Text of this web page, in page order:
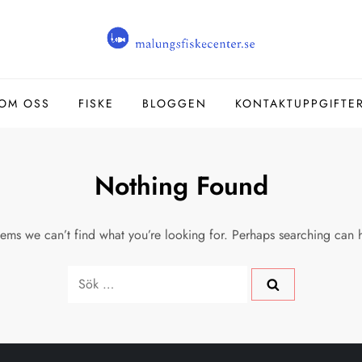
OSS FISKE BLOGGEN KONTAKTUPPGIFTER
Nothing Found
we can’t find what you’re looking for. Perhaps searching can
Sök